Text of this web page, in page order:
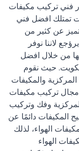
فني تركيب مكيفات
تمتلك افضل فني
عن كثير من
لاننا نوفر
من خلال افضل
حيث نقوم
والمكيفات
تركيب مكيفات
وفك وتركيب
المكيفات دائمًا عن
الهواء، لذلك
الهواء